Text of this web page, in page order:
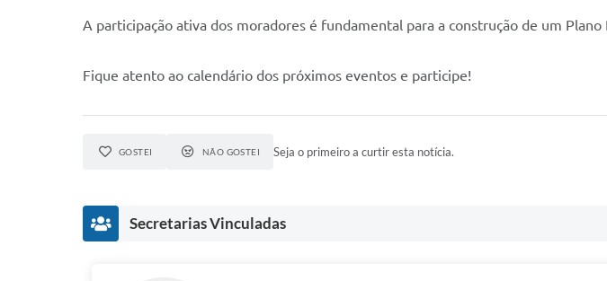
A participação ativa dos moradores é fundamental para a construção de um
Fique atento ao calendário dos próximos eventos e participe!
GOSTEI NÃO GOSTEI Seja o primeiro a curtir esta notícia.
Secretarias Vinculadas